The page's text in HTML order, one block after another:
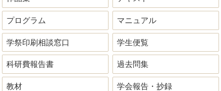
プログラム マニュアル
学祭印刷相談窓口 学生便覧
科研費報告書 過去問集
教材 学会報告・抄録